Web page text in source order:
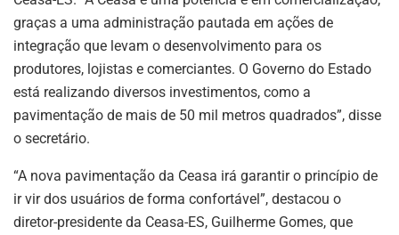
graças a uma administração pautada em ações de
integração que levam o desenvolvimento para os
produtores, lojistas e comerciantes. O Governo do Estado
está realizando diversos investimentos, como a
pavimentação de mais de 50 mil metros quadrados”, disse
o secretário.
“A nova pavimentação da Ceasa irá garantir o princípio de
ir vir dos usuários de forma confortável”, destacou o
diretor-presidente da Ceasa-ES, Guilherme Gomes, que